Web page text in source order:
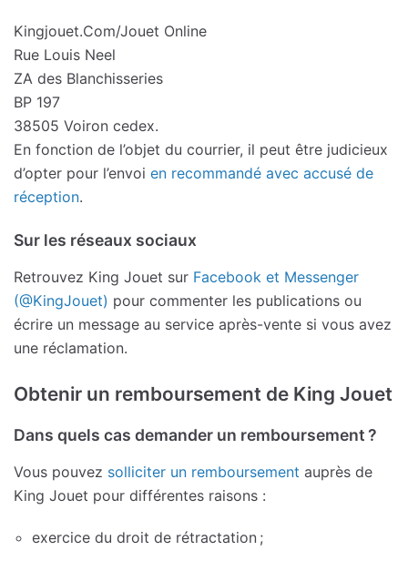
Kingjouet.Com/Jouet Online
Rue Louis Neel
ZA des Blanchisseries
BP 197
38505 Voiron cedex.
En fonction de l’objet du courrier, il peut être judicieux
d’opter pour l’envoi en recommandé avec accusé de
réception.
Sur les réseaux sociaux
Retrouvez King Jouet sur Facebook et Messenger
(@KingJouet) pour commenter les publications ou
écrire un message au service après-vente si vous avez
une réclamation.
Obtenir un remboursement de King Jouet
Dans quels cas demander un remboursement ?
Vous pouvez solliciter un remboursement auprès de
King Jouet pour différentes raisons :
exercice du droit de rétractation ;